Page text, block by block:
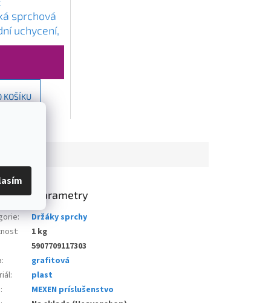
sprchová
uchycení,
66
KOŠÍKU
parametry
:
Držáky sprchy
:
1 kg
5907709117303
:
grafitová
:
plast
:
MEXEN príslušenstvo